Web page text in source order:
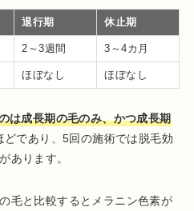
退行期 休止期
2～3週間 3～4カ月
ほぼなし ほぼなし
は成長期の毛のみ、かつ成長期
どであり、5回の施術では脱毛効
あります。
毛と比較するとメラニン色素が